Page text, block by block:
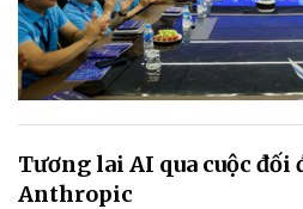
Tương lai AI qua cuộc đối
Anthropic